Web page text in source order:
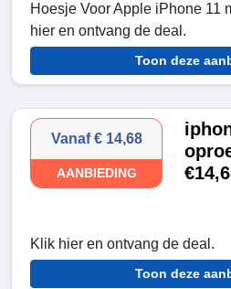
Hoesje Voor Apple iPhone 11
hier en ontvang de deal.
Toon deze
Vanaf € 14,68
AANBIEDING
Klik hier en ontvang de deal.
Toon deze